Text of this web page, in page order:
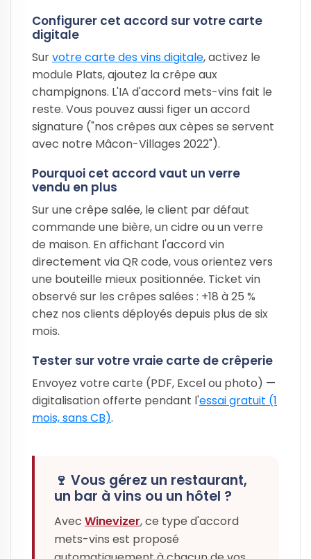
Configurer cet accord sur votre carte
digitale
Survotre carte des vins digitale, activez le
module Plats, ajoutez la crêpe aux
champignons. L'IA d'accord mets-vins fait le
reste. Vous pouvez aussi figer un accord
signature ("nos crêpes aux cèpes se servent
avec notre Mâcon-Villages 2022").
Pourquoi cet accord vaut un verre
vendu en plus
Sur une crêpe salée, le client par défaut
commande une bière, un cidre ou un verre
de maison. En affichant l'accord vin
directement via QR code, vous orientez vers
une bouteille mieux positionnée. Ticket vin
observé sur les crêpes salées : +18 à 25 %
chez nos clients déployés depuis plus de six
mois.
Tester sur votre vraie carte de crêperie
Envoyez votre carte (PDF, Excel ou photo) —
digitalisation offerte pendant l'essai gratuit (1
mois, sans CB).
🍷 Vous gérez un restaurant,
un bar à vins ou un hôtel ?
Avec Winevizer, ce type d'accord
mets-vins est proposé